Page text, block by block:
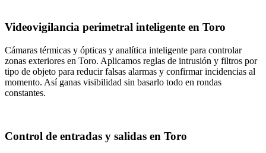
Videovigilancia perimetral inteligente en Toro
Cámaras térmicas y ópticas y analítica inteligente para controlar
zonas exteriores en Toro. Aplicamos reglas de intrusión y filtros por
tipo de objeto para reducir falsas alarmas y confirmar incidencias al
momento. Así ganas visibilidad sin basarlo todo en rondas
constantes.
Control de entradas y salidas en Toro